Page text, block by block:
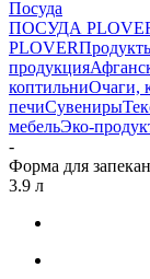
Посуда
ПОСУДА
PLOVER
продукция
коптильниОчаги,
печиСувениры
мебельЭко-
-
Форма для
3.9 л